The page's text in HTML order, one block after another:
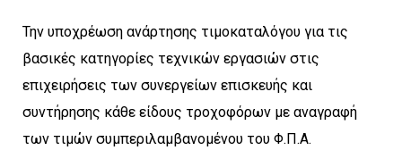
Την υποχρέωση ανάρτησης τιμοκαταλόγου για τις
βασικές κατηγορίες τεχνικών εργασιών στις
επιχειρήσεις των συνεργείων επισκευής και
συντήρησης κάθε είδους τροχοφόρων με αναγραφή
των τιμών συμπεριλαμβανομένου του Φ.Π.Α.